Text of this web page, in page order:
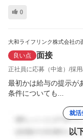
0
大和ライフリンク株式会社の
良い点 面接
正社員に応募（中途） 採用
最初かは給与の提示が
条件についても...
就活
以